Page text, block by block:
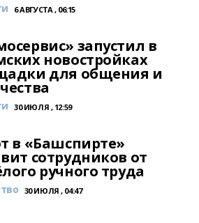
6 АВГУСТА , 06:15
запустил в
новостройках
для общения и
30 ИЮЛЯ , 12:59
в «Башспирте»
сотрудников от
ручного труда
30 ИЮЛЯ , 04:47